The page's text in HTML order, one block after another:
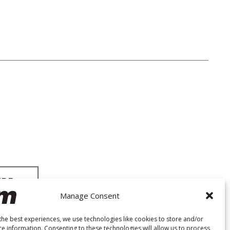
Manage Consent
best experiences, we use technologies like cookies to store and/or
information. Consenting to these technologies will allow us to process